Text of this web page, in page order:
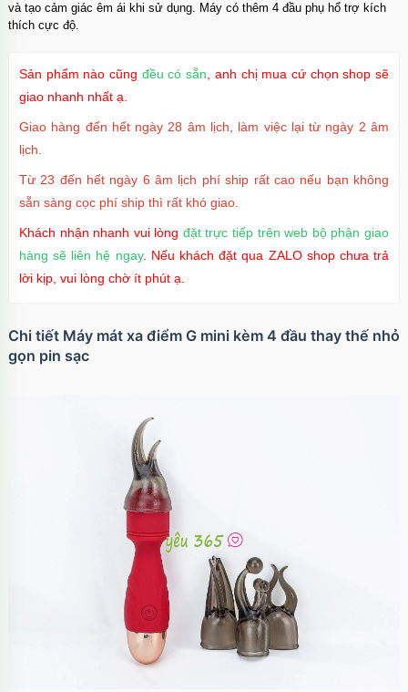
và tạo cảm giác êm ái khi sử dụng. Máy có thêm 4 đầu phụ hổ trợ kích
thích cực độ.
Sản phẩm nào cũng đều có sẵn , anh chị mua cứ chọn shop sẽ
giao nhanh nhất ạ.
Giao hàng đến hết ngày 28 âm lịch, làm việc lại từ ngày 2 âm
lịch.
Từ 23 đến hết ngày 6 âm lịch phí ship rất cao nếu bạn không
sẵn sàng cọc phí ship thì rất khó giao.
Khách nhận nhanh vui lòng đặt trực tiếp trên web bộ phận giao
hàng sẽ liên hệ ngay. Nếu khách đặt qua ZALO shop chưa trả
lời kịp, vui lòng chờ ít phút ạ.
Chi tiết Máy mát xa điểm G mini kèm 4 đầu thay thế nhỏ
gọn pin sạc